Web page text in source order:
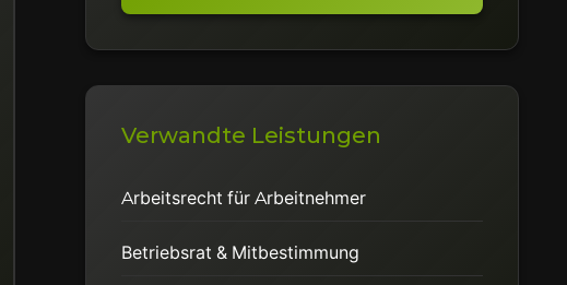
Verwandte Leistungen
Arbeitsrecht für Arbeitnehmer
Betriebsrat & Mitbestimmung